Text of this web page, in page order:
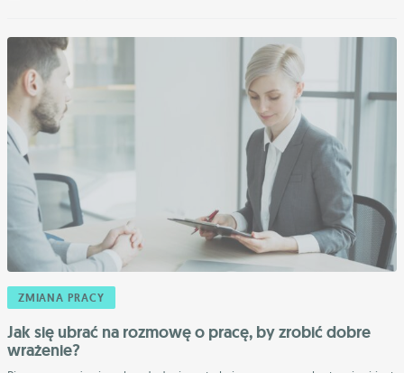
ZMIANA PRACY
Jak się ubrać na rozmowę o pracę, by zrobić dobre
wrażenie?